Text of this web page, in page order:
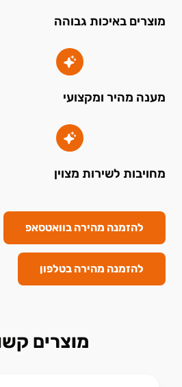
מוצרים באיכות גבוהה
מענה מהיר ומקצועי
מחויבות לשירות מצוין
להזמנה מהירה בוואטסאפ
להזמנה מהירה בטלפון
מוצרים